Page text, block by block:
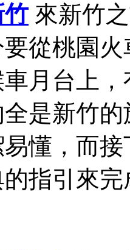
來新竹
從桃園
月台上
全是新竹
懂，而
指引來完